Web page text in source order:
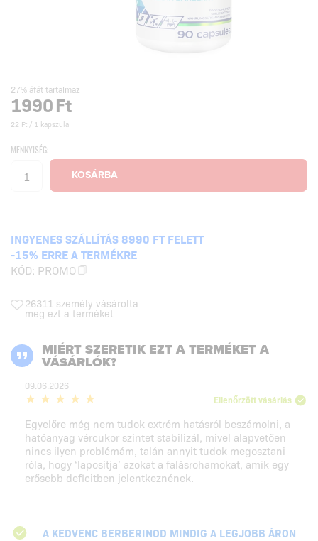
27% áfát tartalmaz
1990Ft
22 Ft / 1 kapszula
MENNYISÉG:
INGYENES SZÁLLÍTÁS 8990 FT FELETT
-15% ERRE A TERMÉKRE
KÓD: PROMO
26311 személy vásárolta
meg ezt a terméket
MIÉRT SZERETIK EZT A TERMÉKET A
VÁSÁRLÓK?
09.06.2026
Ellenőrzött vásárlás
Egyelőre még nem tudok extrém hatásról beszámolni, a
hatóanyag vércukor szintet stabilizál, mivel alapvetően
nincs ilyen problémám, talán annyit tudok megosztani
róla, hogy ‘laposítja’ azokat a falásrohamokat, amik egy
erősebb deficitben jelentkeznének.
A KEDVENC BERBERINOD MINDIG A LEGJOBB ÁRON